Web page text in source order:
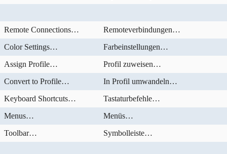
Remote Connections…
Remoteverbindungen…
Color Settings…
Farbeinstellungen…
Assign Profile…
Profil zuweisen…
Convert to Profile…
In Profil umwandeln…
Keyboard Shortcuts…
Tastaturbefehle…
Menus…
Menüs…
Toolbar…
Symbolleiste…